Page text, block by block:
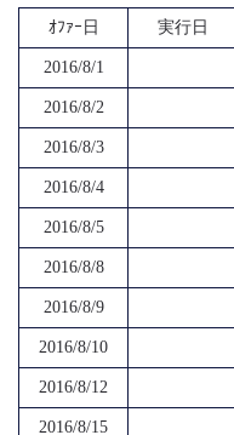
ｵﾌｧｰ日 実行日
2016/8/1
2016/8/2
2016/8/3
2016/8/4
2016/8/5
2016/8/8
2016/8/9
2016/8/10
2016/8/12
2016/8/15